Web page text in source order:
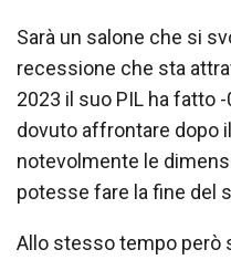
Sarà un salone che si
recessione che sta
2023 il suo PIL ha fatto
dovuto affrontare dopo
notevolmente le
potesse fare la fine del
Allo stesso tempo però